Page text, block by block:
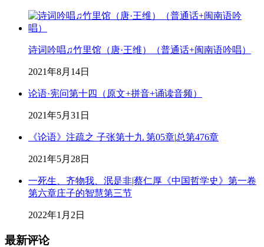
诗词吟唱♫竹里馆（唐·王维）（普通话+闽南语吟唱）
2021年8月14日
论语·宪问第十四（原文+拼音+诵读音频）
2021年5月31日
《论语》注疏之 子张第十九 第05章|总第476章
2021年5月28日
一死生、齐物我、泯是非|蔡仁厚《中国哲学史》第一卷
第六章庄子的智慧第三节
2022年1月2日
最新评论